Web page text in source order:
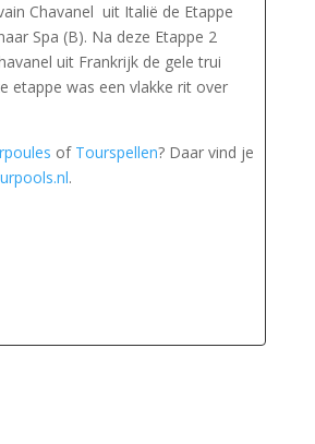
Chavanel uit Italië de Etappe
Spa (B). Na deze Etappe 2
uit Frankrijk de gele trui
etappe was een vlakke rit over
of Tourspellen? Daar vind je
.